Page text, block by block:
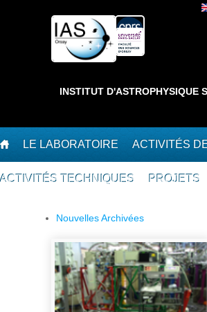
Interne ]
INSTITUT D'ASTROPHYSIQUE
LE LABORATOIRE ACTIVITÉS
ACTIVITÉS TECHNIQUES PROJETS
Nouvelles Archivées